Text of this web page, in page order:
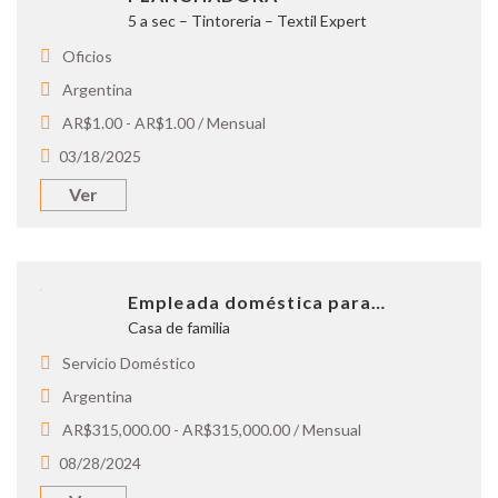
5 a sec – Tintoreria – Textil Expert
Oficios
Argentina
AR$1.00 - AR$1.00 / Mensual
03/18/2025
Ver
Empleada doméstica para…
Casa de familia
Servicio Doméstico
Argentina
AR$315,000.00 - AR$315,000.00 / Mensual
08/28/2024